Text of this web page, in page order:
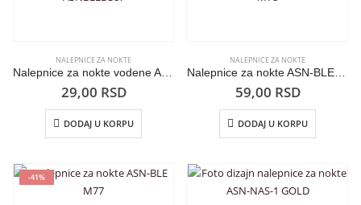
NALEPNICE ZA NOKTE
Nalepnice za nokte vodene ASNBLED387
29,00 RSD
DODAJ U KORPU
NALEPNICE ZA NOKTE
Nalepnice za nokte ASN-BLE M78
59,00 RSD
DODAJ U KORPU
-41%